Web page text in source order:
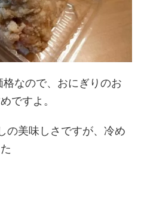
なので、おにぎりのお
ですよ。
の美味しさですが、冷め